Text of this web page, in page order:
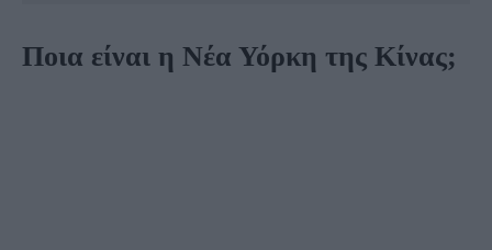
Ποια είναι η Νέα Υόρκη της Κίνας;